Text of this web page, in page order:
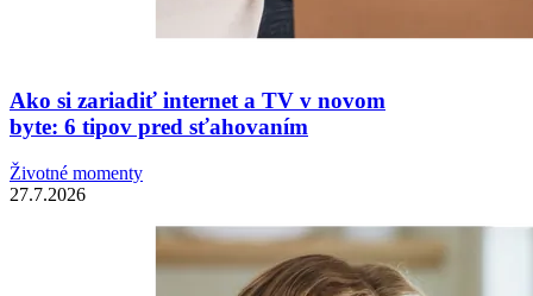
Ako si zariadiť internet a TV v novom
byte: 6 tipov pred sťahovaním
Životné momenty
27.7.2026